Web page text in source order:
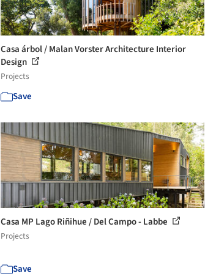
Casa árbol / Malan Vorster Architecture Interior
Design
Projects
Save
Casa MP Lago Riñihue / Del Campo - Labbe
Projects
Save